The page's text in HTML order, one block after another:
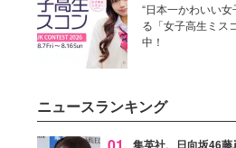
“日本一かわいい女
る「女子高生ミス
中！
ニュースランキング
集英社、日向坂46